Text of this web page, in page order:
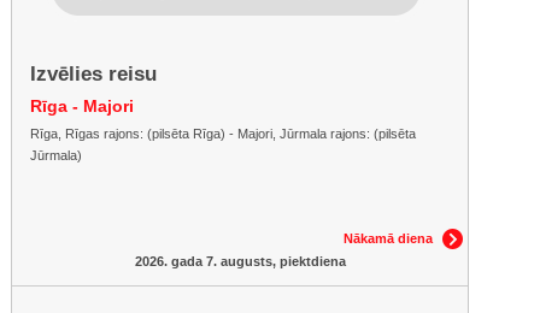
Izvēlies reisu
Rīga - Majori
Rīga, Rīgas rajons: (pilsēta Rīga) - Majori, Jūrmala rajons: (pilsēta
Jūrmala)
Nākamā diena
2026. gada 7. augusts, piektdiena